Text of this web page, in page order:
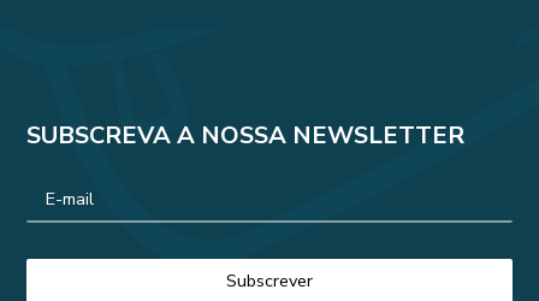
SUBSCREVA A NOSSA NEWSLETTER